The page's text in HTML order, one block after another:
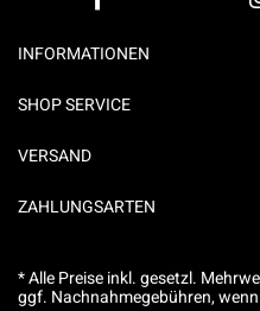
INFORMATIONEN
SHOP SERVICE
VERSAND
ZAHLUNGSARTEN
* Alle Preise inkl. gesetzl.
ggf. Nachnahmegebühren,